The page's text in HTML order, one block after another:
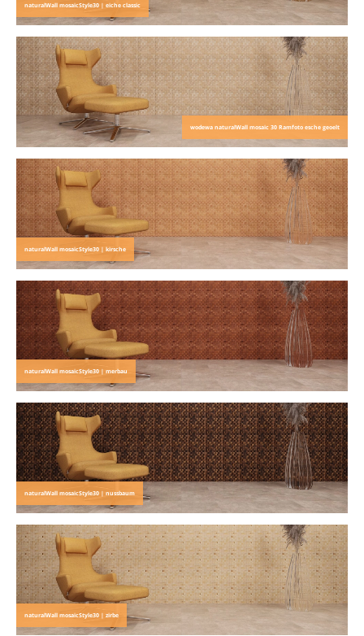
naturalWall mosaicStyle30 | eiche classic
wodewa naturalWall mosaic 30 Ramfoto esche geoelt
naturalWall mosaicStyle30 | kirsche
naturalWall mosaicStyle30 | merbau
naturalWall mosaicStyle30 | nussbaum
naturalWall mosaicStyle30 | zirbe